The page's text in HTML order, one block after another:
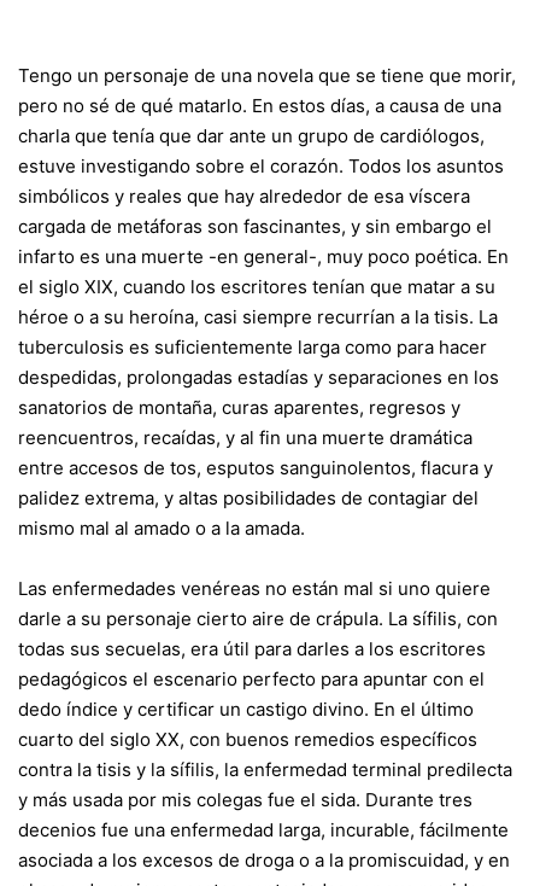
Tengo un personaje de una novela que se tiene que morir,
pero no sé de qué matarlo. En estos días, a causa de una
charla que tenía que dar ante un grupo de cardiólogos,
estuve investigando sobre el corazón. Todos los asuntos
simbólicos y reales que hay alrededor de esa víscera
cargada de metáforas son fascinantes, y sin embargo el
infarto es una muerte -en general-, muy poco poética. En
el siglo XIX, cuando los escritores tenían que matar a su
héroe o a su heroína, casi siempre recurrían a la tisis. La
tuberculosis es suficientemente larga como para hacer
despedidas, prolongadas estadías y separaciones en los
sanatorios de montaña, curas aparentes, regresos y
reencuentros, recaídas, y al fin una muerte dramática
entre accesos de tos, esputos sanguinolentos, flacura y
palidez extrema, y altas posibilidades de contagiar del
mismo mal al amado o a la amada.
Las enfermedades venéreas no están mal si uno quiere
darle a su personaje cierto aire de crápula. La sífilis, con
todas sus secuelas, era útil para darles a los escritores
pedagógicos el escenario perfecto para apuntar con el
dedo índice y certificar un castigo divino. En el último
cuarto del siglo XX, con buenos remedios específicos
contra la tisis y la sífilis, la enfermedad terminal predilecta
y más usada por mis colegas fue el sida. Durante tres
decenios fue una enfermedad larga, incurable, fácilmente
asociada a los excesos de droga o a la promiscuidad, y en